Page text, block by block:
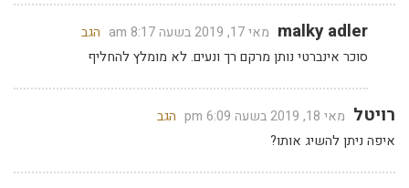
malky adler מאי 17, 2019 בשעה 8:17 am
הגב
סוכר אינברטי נותן מרקם רך ונעים. לא מומלץ להחליף
רויטל מאי 18, 2019 בשעה 6:09 pm
הגב
איפה ניתן להשיג אותו?